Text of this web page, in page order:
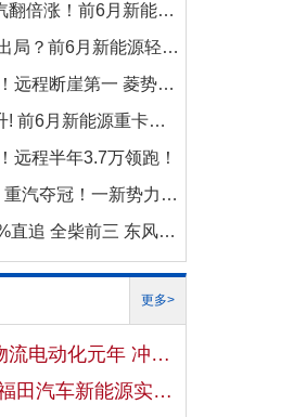
远程紧咬汇川！绿控/重汽翻倍涨！前6月新能源商用车电机十强生变！
远程夺冠 重汽进前四 谁出局？前6月新能源轻卡电机十强洗牌！
6月新能源小微卡增97%！远程断崖第一 菱势暴涨337%进前三 比亚迪杀进前七
绿控夺冠！重汽/福田飙升! 前6月新能源重卡电机十强变阵！
远程半年3.7万领跑！
上半年新能源重卡洗牌：重汽夺冠！一新势力千倍暴涨！
潍柴48万领跑 玉柴增13%直追 全柴前三 东风康明斯进前六 上半年柴油机增10.7
更多>
对话三一重卡：商业物流电动化元年 冲刺4万辆目标！
7月同比增长44.8%！福田汽车新能源实现国内出口双向开花